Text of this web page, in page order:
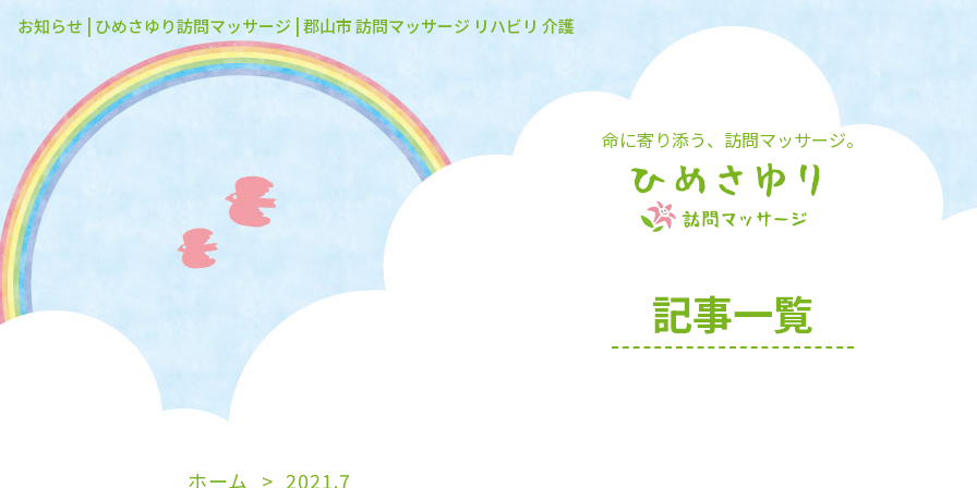
命に寄り添う、訪問マッサージ。
お知らせ | ひめさゆり訪問マッサージ | 郡山市 訪問マッサージ リハビリ 介護
記事一覧
ホーム 2021.7